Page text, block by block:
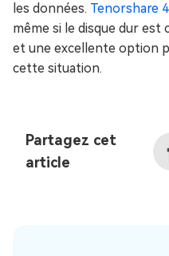
les données. Tenorshare
même si le disque dur est
et une excellente option
cette situation.
Partagez cet
article